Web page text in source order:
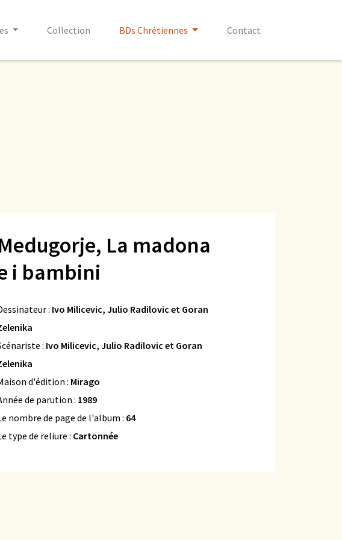
Collection BDs Chrétiennes Contact
La madona
i bambini
: Ivo Milicevic, Julio Radilovic et Goran
: Ivo Milicevic, Julio Radilovic et Goran
d'édition : Mirago
de parution : 1989
nombre de page de l'album : 64
type de reliure : Cartonnée